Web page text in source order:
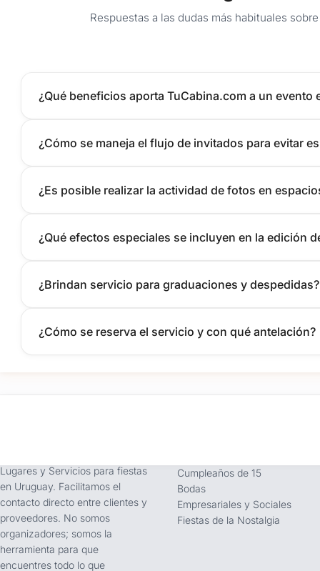
Respuestas a las dudas más habituales
¿Qué beneficios aporta TuCabina.com a un evento
¿Cómo se maneja el flujo de invitados para evitar
¿Es posible realizar la actividad de fotos en
¿Qué efectos especiales se incluyen en la edición
¿Brindan servicio para graduaciones y despedidas?
¿Cómo se reserva el servicio y con qué antelación?
Lugares y Servicios para fiestas
en Uruguay. Facilitamos el
contacto directo entre clientes y
proveedores. No somos
organizadores; somos la
herramienta para que
encuentres todo lo que
Cumpleaños de 15
Bodas
Empresariales y Sociales
Fiestas de la Nostalgia